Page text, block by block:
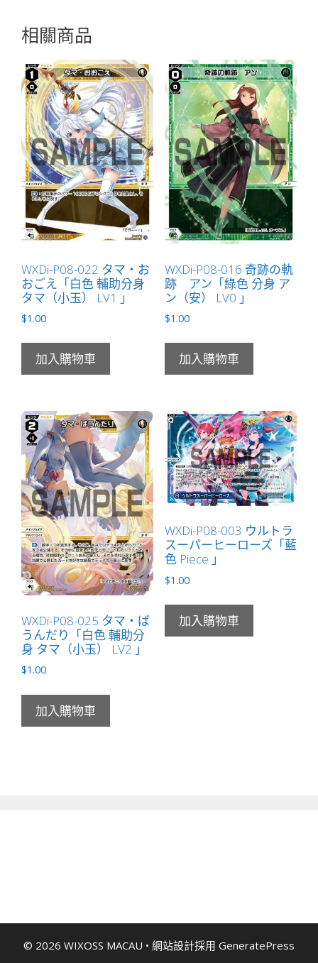
相關商品
WXDi-P08-022 タマ・お
おごえ「白色 輔助分身
タマ（小玉） LV1 」
$1.00
加入購物車
WXDi-P08-016 奇跡の軌
跡 アン「綠色 分身 ア
ン（安） LV0 」
$1.00
加入購物車
WXDi-P08-025 タマ・ば
うんだり「白色 輔助分
身 タマ（小玉） LV2 」
$1.00
加入購物車
WXDi-P08-003 ウルトラ
スーパーヒーローズ「藍
色 Piece 」
$1.00
加入購物車
© 2026 WIXOSS MACAU • 網站設計採用 GeneratePress